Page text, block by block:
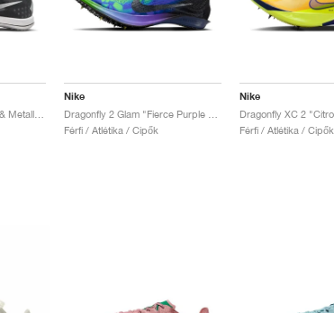
ZoomX Dragonfly "Black & Metallic Silver"
Nike
Férfi / Atlétika / Cipők
Nike
Férfi / Atlétika / Cipők